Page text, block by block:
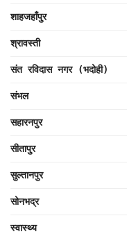
शाहजहाँपुर
श्रावस्ती
संत रविदास नगर (भदोही)
संभल
सहारनपुर
सीतापुर
सुल्तानपुर
सोनभद्र
स्वास्थ्य